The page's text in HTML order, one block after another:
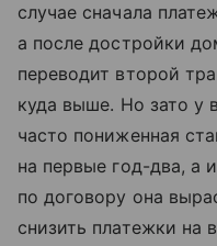
случае сначала
а после достройки
переводит второй
куда выше. Но зато у
часто пониженная
на первые год-два, а
по договору она
снизить платежки на